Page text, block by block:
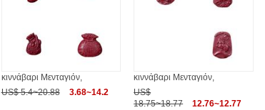
κιννάβαρι Μενταγιόν,
US$ 5.4~20.88
3.68~14.2
κιννάβαρι Μενταγιόν,
US$
18.75~18.77
12.76~12.77